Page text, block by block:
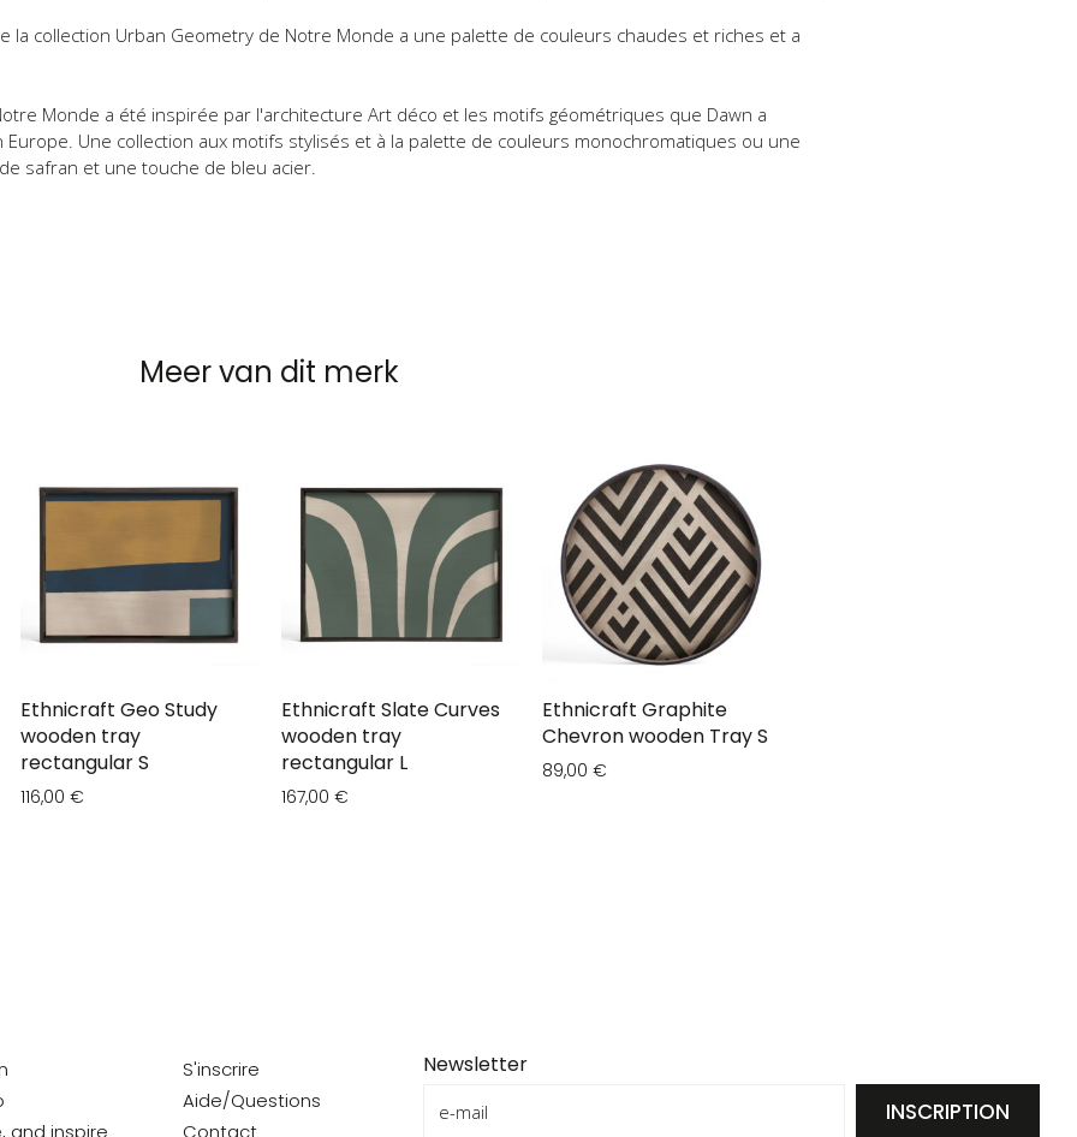
la collection Urban Geometry de Notre Monde a une palette de couleurs chaudes et riches et a
Monde a été inspirée par l'architecture Art déco et les motifs géométriques que Dawn a
Une collection aux motifs stylisés et à la palette de couleurs monochromatiques ou une
safran et une touche de bleu acier.
Meer van dit merk
Ethnicraft Geo Study
wooden tray
rectangular S
116,00 €
Ethnicraft Slate Curves
wooden tray
rectangular L
167,00 €
Ethnicraft Graphite
Chevron wooden Tray S
89,00 €
and inspire
S'inscrire
Aide/Questions
Contact
Newsletter
INSCRIPTION